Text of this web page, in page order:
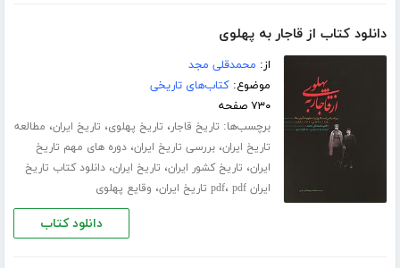
دانلود کتاب از قاجار به پهلوی
از: محمدقلی مجد
موضوع:کتاب‌های تاریخی
۷۳۰ صفحه
برچسب‌ها: تاریخ قاجار، تاریخ پهلوی، تاریخ ایران، مطالعه
تاریخ ایران،بررسی تاریخ ایران،دوره های مهم تاریخ
ایران، تاریخ کشور ایران، تاریخ ایران،دانلود کتاب تاریخ
ایران pdf
، pdf تاریخ ایران ، وقایع پهلوی
دانلود کتاب